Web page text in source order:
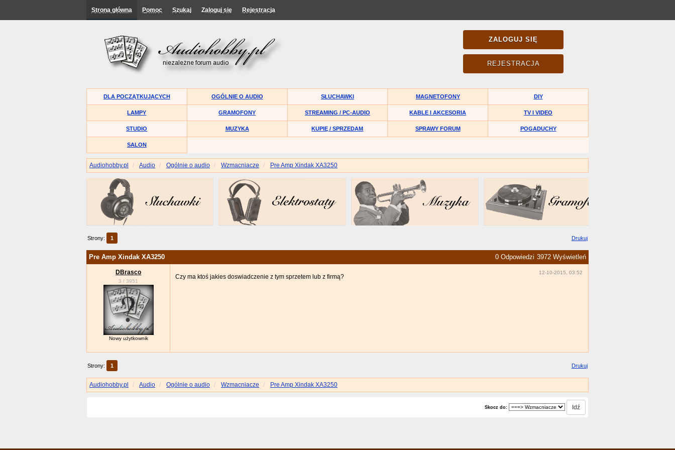
Strona główna Pomoc Szukaj Zaloguj się Rejestracja
ZALOGUJ SIĘ
REJESTRACJA
DLA POCZĄTKUJĄCYCH OGÓLNIE O AUDIO SŁUCHAWKI MAGNETOFONY DIY
LAMPY GRAMOFONY STREAMING / PC-AUDIO KABLE I AKCESORIA TV I VIDEO
STUDIO MUZYKA KUPIĘ / SPRZEDAM SPRAWY FORUM POGADUCHY
SALON
Audiohobby.pl Audio Ogólnie o audio Wzmacniacze Pre Amp Xindak XA3250
Drukuj
Strony: 1
Pre Amp Xindak XA3250 0 Odpowiedzi 3972 Wyświetleń
DBrasco
3 /3951
Nowy użytkownik
12-10-2015, 03:52
Czy ma ktoś jakies doswiadczenie z tym sprzetem lub z firmą?
Drukuj
Strony: 1
Audiohobby.pl Audio Ogólnie o audio Wzmacniacze Pre Amp Xindak XA3250
Skocz do: